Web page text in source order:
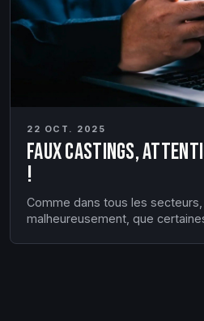
22 OCT. 2025
Faux castings,
!
Comme dans tous les secteurs,
malheureusement, que